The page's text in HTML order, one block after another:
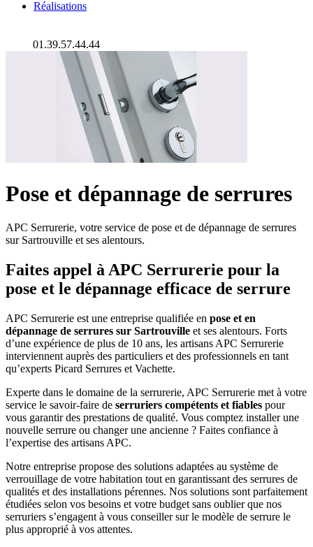
Réalisations
01.39.57.44.44
Pose et dépannage de serrures
APC Serrurerie, votre service de pose et de dépannage de serrures
sur Sartrouville et ses alentours.
Faites appel à APC Serrurerie pour la
pose et le dépannage efficace de serrure
APC Serrurerie est une entreprise qualifiée en pose et en
dépannage de serrures sur Sartrouville et ses alentours. Forts
d’une expérience de plus de 10 ans, les artisans APC Serrurerie
interviennent auprès des particuliers et des professionnels en tant
qu’experts Picard Serrures et Vachette.
Experte dans le domaine de la serrurerie, APC Serrurerie met à votre
service le savoir-faire de serruriers compétents et fiables pour
vous garantir des prestations de qualité. Vous comptez installer une
nouvelle serrure ou changer une ancienne ? Faites confiance à
l’expertise des artisans APC.
Notre entreprise propose des solutions adaptées au système de
verrouillage de votre habitation tout en garantissant des serrures de
qualités et des installations pérennes. Nos solutions sont parfaitement
étudiées selon vos besoins et votre budget sans oublier que nos
serruriers s’engagent à vous conseiller sur le modèle de serrure le
plus approprié à vos attentes.